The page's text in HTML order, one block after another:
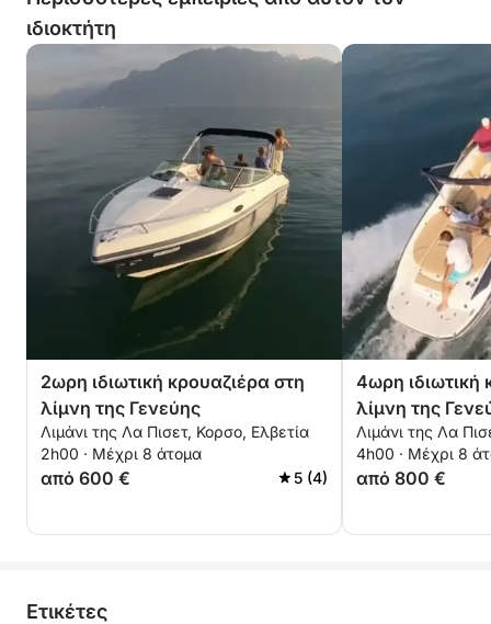
ιδιοκτήτη
2ωρη ιδιωτική κρουαζιέρα στη
λίμνη της Γενεύης
Λιμάνι της Λα Πισετ, Κορσο, Ελβετία
2h00 · Μέχρι 8 άτομα
από 600 € 5 (4)
4ωρη ιδιωτική
λίμνη της
Λιμάνι της Λα
4h00 · Μέχρι 8
από 800 €
Eτικέτες